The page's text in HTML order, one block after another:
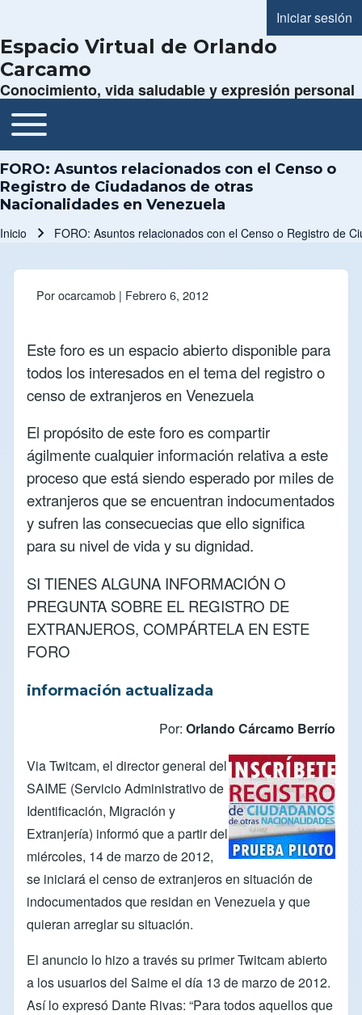
Menú de
Iniciar sesión
Espacio Virtual de Orlando
Carcamo
Conocimiento, vida saludable y expresión personal
Navegación principal
Toggle main menu
FORO: Asuntos relacionados con el Censo o
Registro de Ciudadanos de otras
Nacionalidades en Venezuela
Inicio FORO: Asuntos relacionados con el Censo o Registro de
Porocarcamob | Febrero 6, 2012
Este foro es un espacio abierto disponible para
todos los interesados en el tema del registro o
censo de extranjeros en Venezuela
El propósito de este foro es compartir
ágilmente cualquier información relativa a este
proceso que está siendo esperado por miles de
extranjeros que se encuentran indocumentados
y sufren las consecuecias que ello significa
para su nivel de vida y su dignidad.
SI TIENES ALGUNA INFORMACIÓN O
PREGUNTA SOBRE EL REGISTRO DE
EXTRANJEROS, COMPÁRTELA EN ESTE
FORO
información actualizada
Por: Orlando Cárcamo Berrío
ViaTwitcam, el director general del
SAIME (Servicio Administrativo de
Identificación, Migración y
Extranjería) informó que a partir del
miércoles, 14 de marzo de 2012,
se iniciará el censo de extranjeros en situación de
indocumentados que residan en Venezuela y que
quieran arreglar su situación.
El anuncio lo hizo a través su primerTwitcamabierto
a los usuarios del Saime el día 13 de marzo de 2012.
Así lo expresó Dante Rivas: “Para todos aquellos que